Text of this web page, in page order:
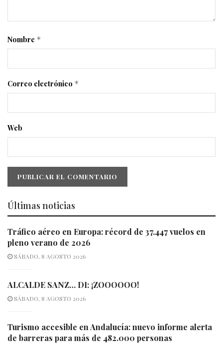
Nombre *
Correo electrónico *
Web
Últimas noticias
Tráfico aéreo en Europa: récord de 37.447 vuelos en
pleno verano de 2026
SÁBADO, 8 AGOSTO 2026
ALCALDE SANZ… DI: ¡ZOOOOOO!
SÁBADO, 8 AGOSTO 2026
Turismo accesible en Andalucía: nuevo informe alerta
de barreras para más de 482.000 personas